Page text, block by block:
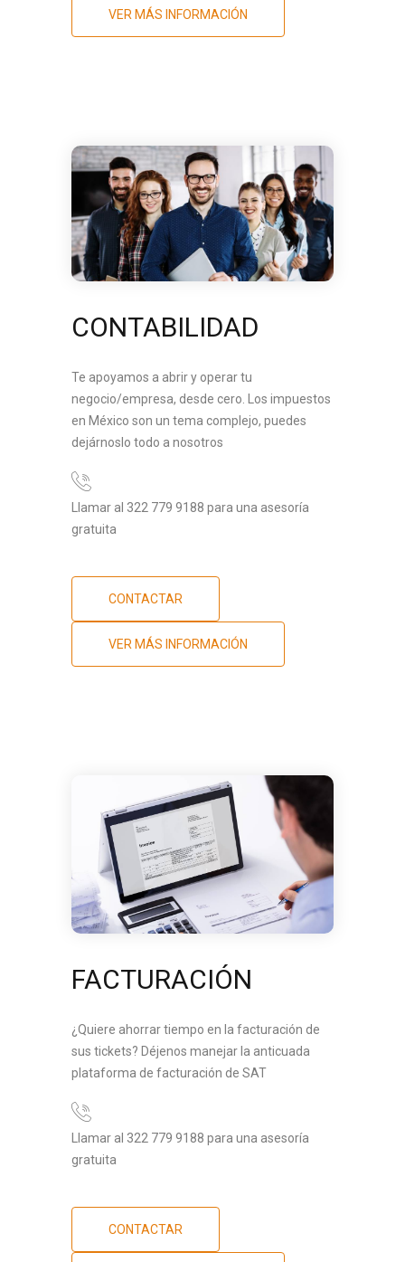
VER MÁS INFORMACIÓN
CONTABILIDAD
Te apoyamos a abrir y operar tu
negocio/empresa, desde cero. Los impuestos
en México son un tema complejo, puedes
dejárnoslo todo a nosotros
Llamar al 322 779 9188 para una asesoría
gratuita
CONTACTAR
VER MÁS INFORMACIÓN
FACTURACIÓN
¿Quiere ahorrar tiempo en la facturación de
sus tickets? Déjenos manejar la anticuada
plataforma de facturación de SAT
Llamar al 322 779 9188 para una asesoría
gratuita
CONTACTAR